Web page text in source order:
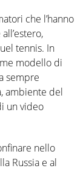
che l’hanno
tennis. In
modello di
sempre
ambiente del
un video
nello
Russia e al